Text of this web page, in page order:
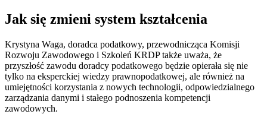
Jak się zmieni system kształcenia
Krystyna Waga, doradca podatkowy, przewodnicząca Komisji
Rozwoju Zawodowego i Szkoleń KRDP także uważa, że
przyszłość zawodu doradcy podatkowego będzie opierała się nie
tylko na eksperckiej wiedzy prawnopodatkowej, ale również na
umiejętności korzystania z nowych technologii, odpowiedzialnego
zarządzania danymi i stałego podnoszenia kompetencji
zawodowych.